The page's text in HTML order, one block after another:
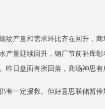
纹产量和需求环比齐在回升，
产量延续回升，钢厂节前补库
日盘面有所回落，商场神思
有一定援救。但好意思联储暂